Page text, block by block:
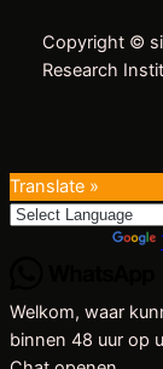
Copyright ©
Research
Translate »
Welkom, waar
binnen 48 uur op